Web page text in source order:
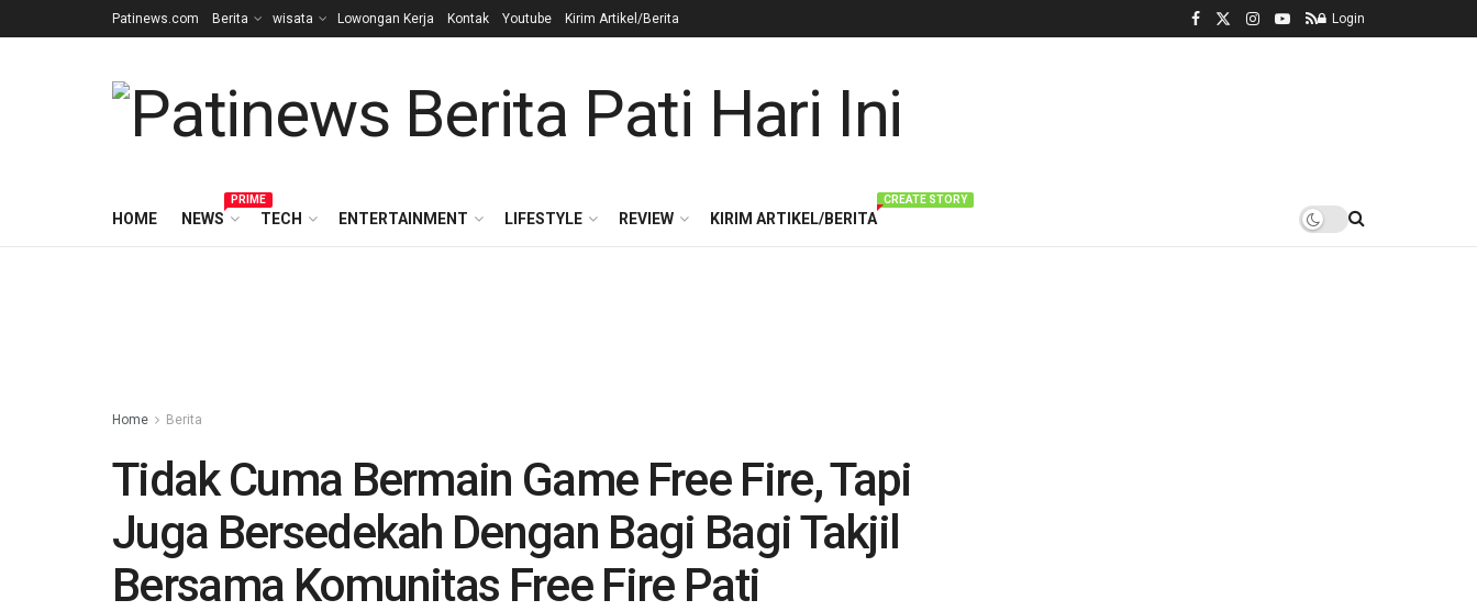
Patinews.com Berita wisata Lowongan Kerja Kontak Youtube Kirim Artikel/Berita Login
HOME NEWS
PRIME
TECH ENTERTAINMENT LIFESTYLE REVIEW KIRIM ARTIKEL/BERITA
CREATE STORY
Home Berita
Tidak Cuma Bermain Game Free Fire, Tapi
Juga Bersedekah Dengan Bagi Bagi Takjil
Bersama Komunitas Free Fire Pati